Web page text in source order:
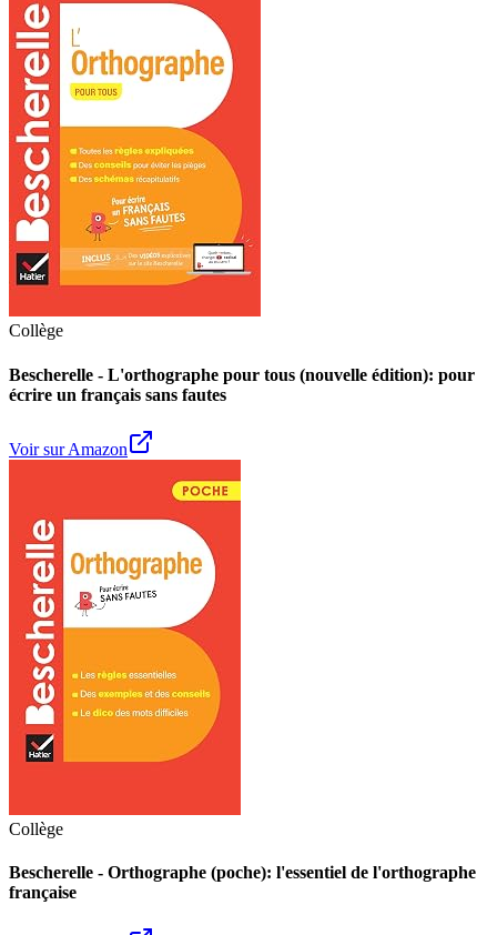
Collège
Bescherelle - L'orthographe pour tous (nouvelle édition): pour
écrire un français sans fautes
Voir sur Amazon
Collège
Bescherelle - Orthographe (poche): l'essentiel de l'orthographe
française